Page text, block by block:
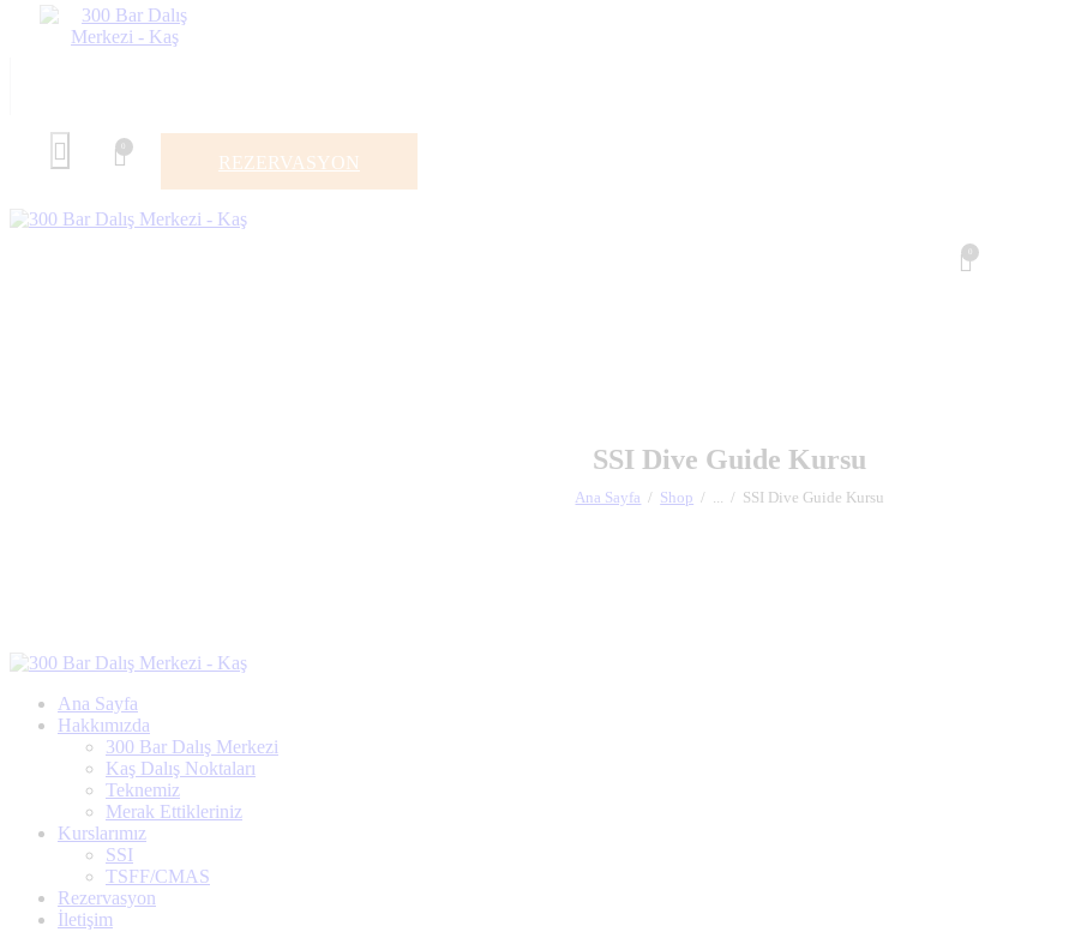
REZERVASYON
SSI Dive Guide Kursu
Ana Sayfa Shop ... SSI Dive Guide Kursu
Ana Sayfa
Hakkımızda
300 Bar Dalış Merkezi
Kaş Dalış Noktaları
Teknemiz
Merak Ettikleriniz
Kurslarımız
SSI
TSFF/CMAS
Rezervasyon
İletişim